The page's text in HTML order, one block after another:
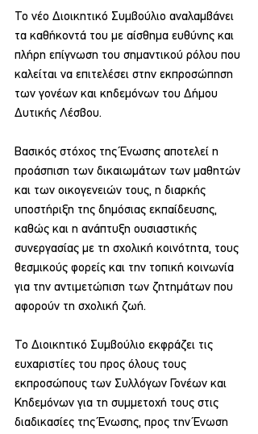
Το νέο Διοικητικό Συμβούλιο αναλαμβάνει
τα καθήκοντά του με αίσθημα ευθύνης και
πλήρη επίγνωση του σημαντικού ρόλου που
καλείται να επιτελέσει στην εκπροσώπηση
των γονέων και κηδεμόνων του Δήμου
Δυτικής Λέσβου.
Βασικός στόχος της Ένωσης αποτελεί η
προάσπιση των δικαιωμάτων των μαθητών
και των οικογενειών τους, η διαρκής
υποστήριξη της δημόσιας εκπαίδευσης,
καθώς και η ανάπτυξη ουσιαστικής
συνεργασίας με τη σχολική κοινότητα, τους
θεσμικούς φορείς και την τοπική κοινωνία
για την αντιμετώπιση των ζητημάτων που
αφορούν τη σχολική ζωή.
Το Διοικητικό Συμβούλιο εκφράζει τις
ευχαριστίες του προς όλους τους
εκπροσώπους των Συλλόγων Γονέων και
Κηδεμόνων για τη συμμετοχή τους στις
διαδικασίες της Ένωσης, προς την Ένωση